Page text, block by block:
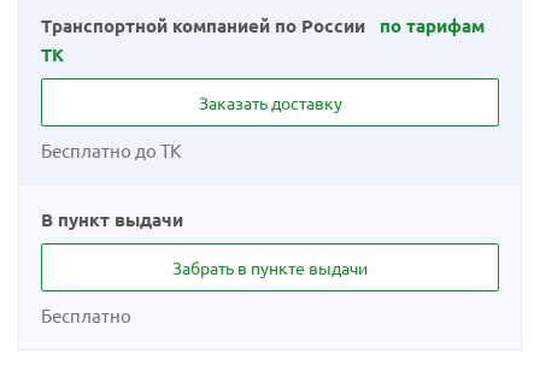
Транспортной компанией по России
по тарифам
ТК
Бесплатно до ТК
Заказать доставку
В пункт выдачи
Бесплатно
Забрать в пункте выдачи